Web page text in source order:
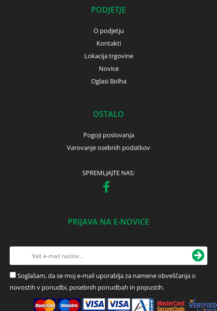
PODJETJE
O podjetju
Kontakti
Lokacija trgovine
Novice
Oglasi Bolha
OSTALO
Pogoji poslovanja
Varovanje osebnih podatkov
SPREMLJAJTE NAS:
PRIJAVA NA E-NOVICE
Soglašam, da se moj e-mail uporablja za namene obveščanja o
novostih v ponudbi, posebnih ponudbah in popustih.